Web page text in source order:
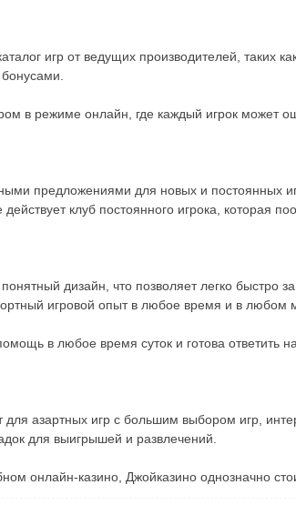
игр от ведущих производителей, таких
в режиме онлайн, где каждый игрок может
предложениями для новых и постоянных
клуб постоянного игрока, которая
дизайн, что позволяет легко быстро
игровой опыт в любое время и в любом
в любое время суток и готова
для азартных игр с большим выбором игр,
для выигрышей и развлечений.
онлайн-казино, Джойказино однозначно